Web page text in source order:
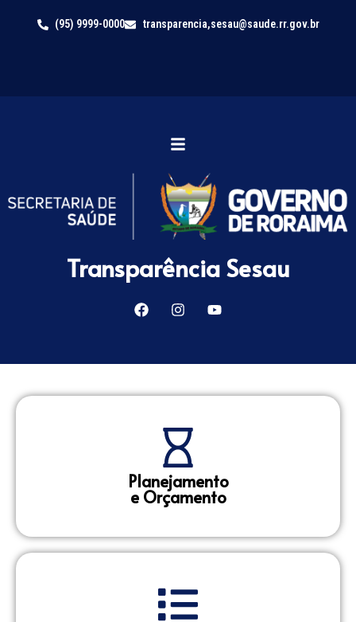
(95) 9999-0000 transparencia,sesau@saude.rr.gov.br
Transparência Sesau
Planejamento
e Orçamento